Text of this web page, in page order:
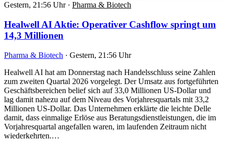
Gestern, 21:56 Uhr · Pharma & Biotech
Healwell AI Aktie: Operativer Cashflow springt um
14,3 Millionen
Pharma & Biotech · Gestern, 21:56 Uhr
Healwell AI hat am Donnerstag nach Handelsschluss seine Zahlen
zum zweiten Quartal 2026 vorgelegt. Der Umsatz aus fortgeführten
Geschäftsbereichen belief sich auf 33,0 Millionen US-Dollar und
lag damit nahezu auf dem Niveau des Vorjahresquartals mit 33,2
Millionen US-Dollar. Das Unternehmen erklärte die leichte Delle
damit, dass einmalige Erlöse aus Beratungsdienstleistungen, die im
Vorjahresquartal angefallen waren, im laufenden Zeitraum nicht
wiederkehrten.…